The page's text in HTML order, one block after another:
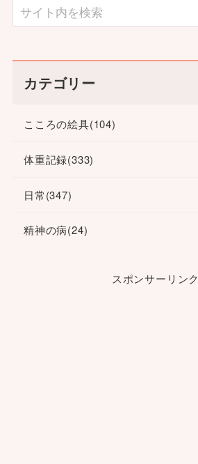
カテゴリー
こころの絵具(104)
体重記録(333)
日常(347)
精神の病(24)
スポンサーリンク